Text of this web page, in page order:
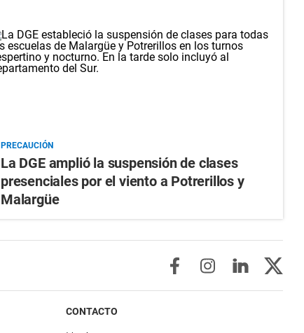
PRECAUCIÓN
La DGE amplió la suspensión de clases
presenciales por el viento a Potrerillos y
Malargüe
CONTACTO